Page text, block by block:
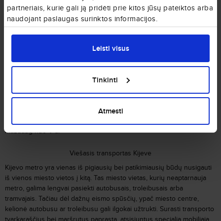
partneriais, kurie gali ją pridėti prie kitos jūsų pateiktos arba
naudojant paslaugas surinktos informacijos.
Leisti visus
Tinkinti
Atmesti
Oro uostai Kijeve.Ukrainos sostinę Kijevą aptarnauja du oro uostai:
Boryspiltarptautinis oro uostas ir mažesnisIgor Sikorsky Kyiv
tarptautinis oro uostas (Zhuliany).
Laikas Kijeve:laiko juosta UTC +3, todėl laikrodį reikės pasukti viena
Valiuta Ukrainoje:Ukrainos grivina (UAH).
apie 2,9 milijono.
Kijevo plotas:839 km².
maždaug nuo V a.
Viešasis transportas Kijeve
Kijevo metro yra vienas iš pigiausių bei patikimiausių būdų nusigauti
iš vienos miesto vietos į kitą. Tas miesto vietas, kurių neaptarnauja
metro, galima lengvai pasiekti autobusais, troleibusais arba
tramvajais. Tačiau dėl dažnų eismo spūsčių, ypač miesto centre,
kelionė autobusu ar troleibusu gali ilgokai užtrukti. Surasti transporto
tvarkaraščius bei maršrutus paprasta, atsisiuntus specialią mobiliąją